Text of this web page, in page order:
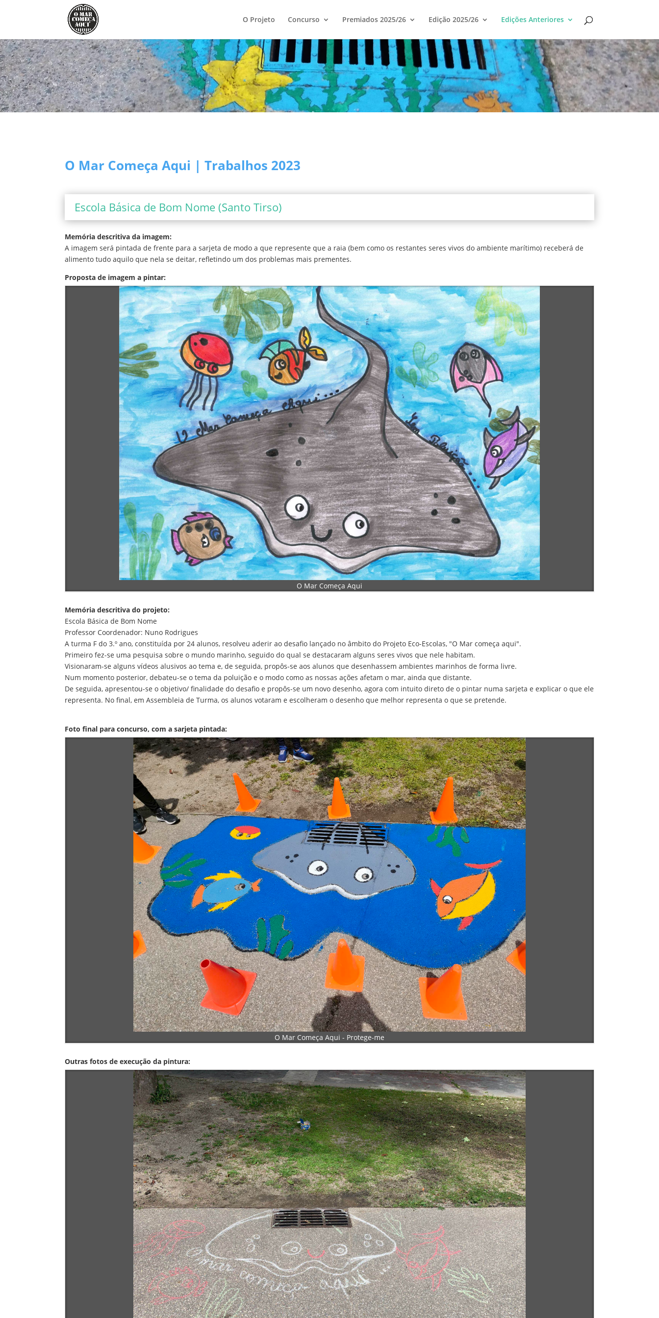
O Projeto Concurso Premiados 2025/26 Edição 2025/26 Edições Anteriores
O Mar Começa Aqui | Trabalhos 2023
Escola Básica de Bom Nome (Santo Tirso)
Memória descritiva da imagem:
A imagem será pintada de frente para a sarjeta de modo a que represente que a raia (bem como os restantes seres vivos do ambiente marítimo) receberá de
alimento tudo aquilo que nela se deitar, refletindo um dos problemas mais prementes.
Proposta de imagem a pintar:
O Mar Começa Aqui
Memória descritiva do projeto:
Escola Básica de Bom Nome
Professor Coordenador: Nuno Rodrigues
A turma F do 3.º ano, constituída por 24 alunos, resolveu aderir ao desafio lançado no âmbito do Projeto Eco-Escolas, "O Mar começa aqui".
Primeiro fez-se uma pesquisa sobre o mundo marinho, seguido do qual se destacaram alguns seres vivos que nele habitam.
Visionaram-se alguns vídeos alusivos ao tema e, de seguida, propôs-se aos alunos que desenhassem ambientes marinhos de forma livre.
Num momento posterior, debateu-se o tema da poluição e o modo como as nossas ações afetam o mar, ainda que distante.
De seguida, apresentou-se o objetivo/ finalidade do desafio e propôs-se um novo desenho, agora com intuito direto de o pintar numa sarjeta e explicar o que ele
representa. No final, em Assembleia de Turma, os alunos votaram e escolheram o desenho que melhor representa o que se pretende.
Foto final para concurso, com a sarjeta pintada:
O Mar Começa Aqui - Protege-me
Outras fotos de execução da pintura: